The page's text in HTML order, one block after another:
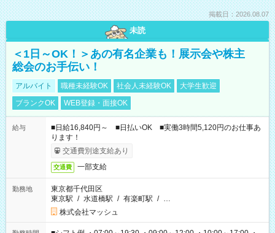
掲載日：2026.08.07
未読
＜1日～OK！＞あの有名企業も！展示会や株主
総会のお手伝い！
アルバイト 職種未経験OK 社会人未経験OK
大学生歓迎
ブランクOK
WEB登録・面接OK
給与
■日給16,840円～ ■日払いOK ■実働3時間5,120円のお仕事あ
ります！
交通費別途支給あり
交通費 一部支給
勤務地
東京都千代田区
東京駅 / 水道橋駅 / 有楽町駅 / …
株式会社マッシュ